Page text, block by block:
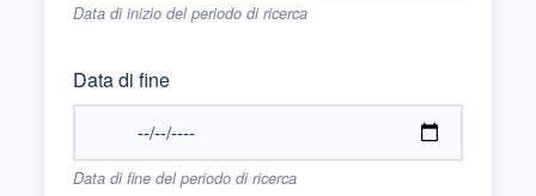
Data di inizio del periodo di ricerca
Data di fine
Data di fine del periodo di ricerca